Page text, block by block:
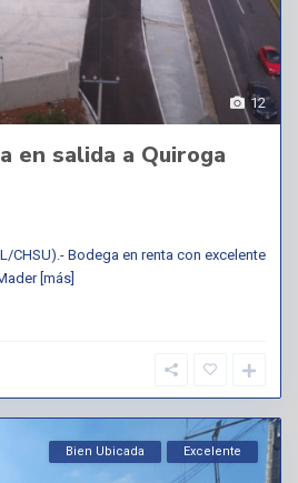
12
en salida a Quiroga
CHSU).- Bodega en renta con excelente
[más]
Bien Ubicada Excelente